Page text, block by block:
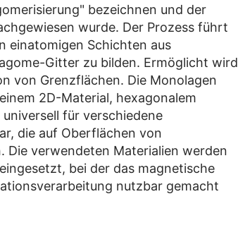
bezeichnen und der
wurde. Der Prozess führt
einatomigen Schichten aus
Gitter zu bilden. Ermöglicht wird
von Grenzflächen. Die Monolagen
2D-Material, hexagonalem
für verschiedene
die auf Oberflächen von
verwendeten Materialien werden
bei der das magnetische
nutzbar gemacht